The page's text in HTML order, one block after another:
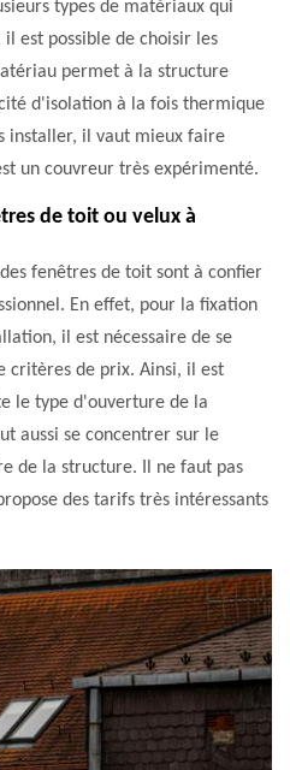
types de matériaux qui
est possible de choisir les
permet à la structure
d'isolation à la fois thermique
installer, il vaut mieux faire
un couvreur très expérimenté.
de toit ou velux à
fenêtres de toit sont à confier
En effet, pour la fixation
il est nécessaire de se
critères de prix. Ainsi, il est
le type d'ouverture de la
aussi se concentrer sur le
de la structure. Il ne faut pas
des tarifs très intéressants